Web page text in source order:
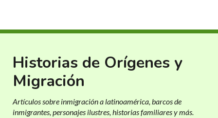
Historias de Orígenes y
Migración
Artículos sobre inmigración a latinoamérica, barcos de
inmigrantes, personajes ilustres, historias familiares y más.